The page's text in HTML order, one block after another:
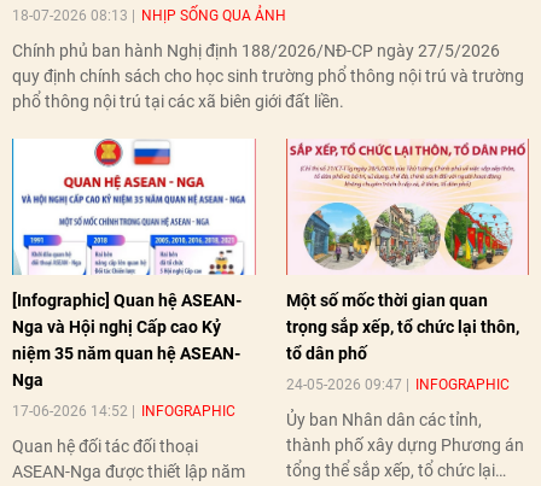
18-07-2026 08:13 NHỊP SỐNG QUA ẢNH
Chính phủ ban hành Nghị định 188/2026/NĐ-CP ngày 27/5/2026
quy định chính sách cho học sinh trường phổ thông nội trú và trường
phổ thông nội trú tại các xã biên giới đất liền.
[Infographic] Quan hệ ASEAN-
Nga và Hội nghị Cấp cao Kỷ
niệm 35 năm quan hệ ASEAN-
Nga
17-06-2026 14:52 INFOGRAPHIC
Quan hệ đối tác đối thoại
ASEAN-Nga được thiết lập năm
Một số mốc thời gian quan
trọng sắp xếp, tổ chức lại thôn,
tổ dân phố
24-05-2026 09:47 INFOGRAPHIC
Ủy ban Nhân dân các tỉnh,
thành phố xây dựng Phương án
tổng thể sắp xếp, tổ chức lại